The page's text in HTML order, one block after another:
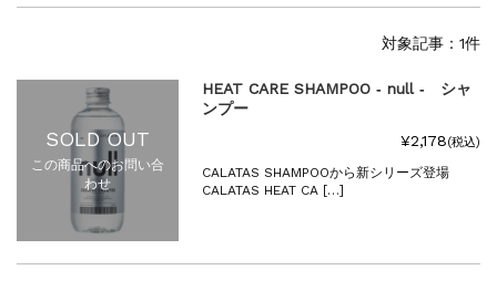
NEWS
2025.4.28
夏季休暇に伴う配送休業のお知らせ...
2026.4.23
ゴールデンウィーク期間中の発送につきまし...
NEWS
2025.11.18
年末年始休暇のご案内...
2025.7.15
対象記事：1件
SOLD OUT
この商品へのお問い合
わせ
HEAT CARE SHAMPOO ‐ null ‐ シャ
ンプー
¥2,178(税込)
CALATAS SHAMPOOから新シリーズ登場
CALATAS HEAT CA […]